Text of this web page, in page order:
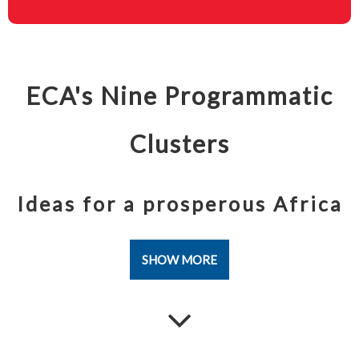
Publications Documents
55
Publications
136
Documents
Publications Documents
ECA's Nine Programmatic
Clusters
Ideas for a prosperous Africa
SHOW MORE